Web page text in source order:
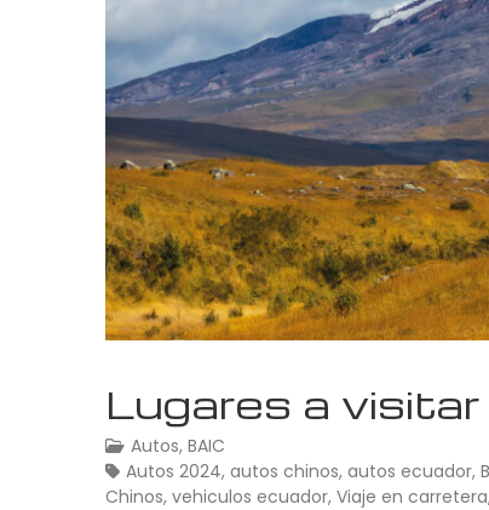
Lugares a
Autos, BAIC
Autos 2024, autos chinos, autos ecuador,
Chinos, vehiculos ecuador, Viaje en carretera